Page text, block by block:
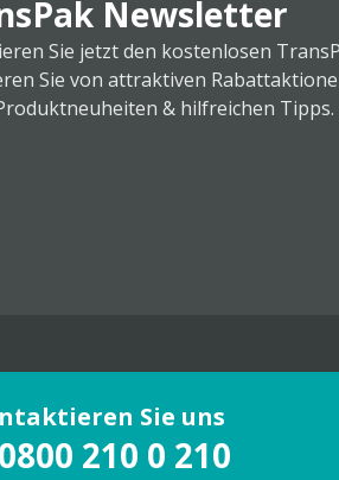
Newsletter
Sie jetzt den kostenlosen
Sie von attraktiven
& hilfreichen Tipps.
Sie uns
0800 210 0 210